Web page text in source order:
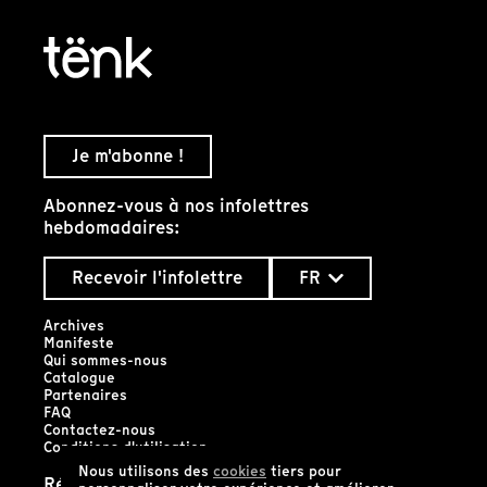
Nous utilisons des cookies tiers pour
Je m'abonne !
Abonnez-vous à nos infolettres
hebdomadaires:
Recevoir l'infolettre
FR
Archives
Manifeste
Qui sommes-nous
Catalogue
Partenaires
FAQ
Contactez-nous
Conditions d'utilisation